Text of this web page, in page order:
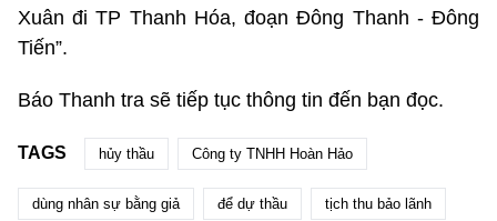
Xuân đi TP Thanh Hóa, đoạn Đông Thanh - Đông
Tiến”.
Báo Thanh tra sẽ tiếp tục thông tin đến bạn đọc.
TAGS hủy thầu Công ty TNHH Hoàn Hảo
dùng nhân sự bằng giả để dự thầu tịch thu bảo lãnh